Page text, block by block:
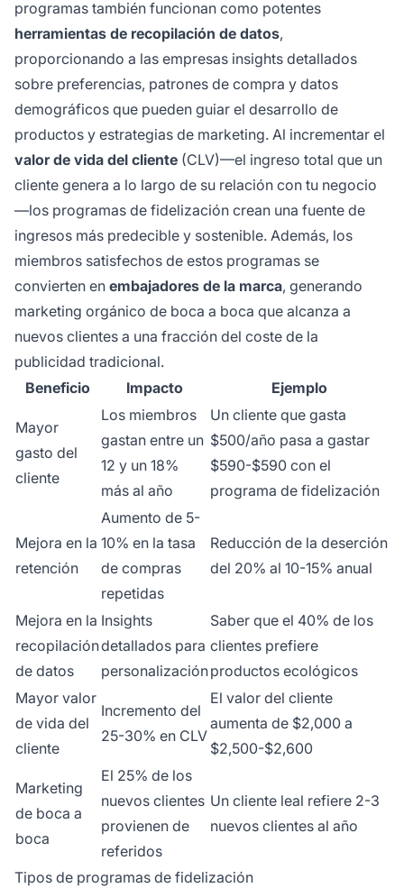
programas también funcionan como potentes
herramientas de recopilación de datos,
proporcionando a las empresas insights detallados
sobre preferencias, patrones de compra y datos
demográficos que pueden guiar el desarrollo de
productos y estrategias de marketing. Al incrementar el
valor de vida del cliente (CLV)—el ingreso total que un
cliente genera a lo largo de su relación con tu negocio
—los programas de fidelización crean una fuente de
ingresos más predecible y sostenible. Además, los
miembros satisfechos de estos programas se
convierten en embajadores de la marca, generando
marketing orgánico de boca a boca que alcanza a
nuevos clientes a una fracción del coste de la
publicidad tradicional.
Beneficio
Impacto Ejemplo
Mayor
gasto del
cliente
Los miembros
gastan entre un
12 y un 18%
más al año
Un cliente que gasta
$500/año pasa a gastar
$590-$590 con el
programa de fidelización
Mejora en la
retención
Aumento de 5-
10% en la tasa
de compras
repetidas
Reducción de la deserción
del 20% al 10-15% anual
Mejora en la
recopilación
de datos
Insights
detallados para
personalización
Saber que el 40% de los
clientes prefiere
productos ecológicos
Mayor valor
de vida del
cliente
Incremento del
25-30% en CLV
El valor del cliente
aumenta de $2,000 a
$2,500-$2,600
Marketing
de boca a
boca
El 25% de los
nuevos clientes
provienen de
referidos
Un cliente leal refiere 2-3
nuevos clientes al año
Tipos de programas de fidelización